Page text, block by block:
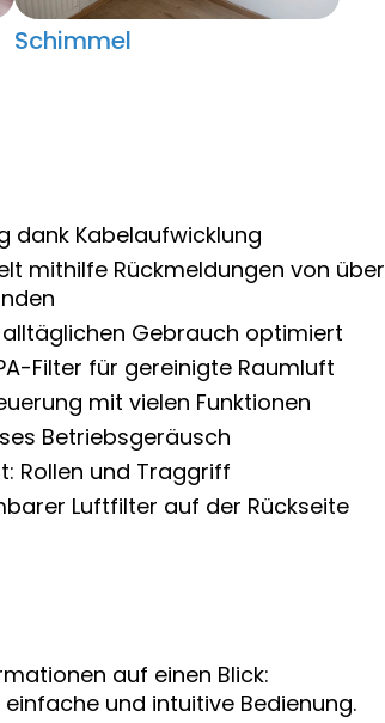
Schimmel
dank Kabelaufwicklung
mithilfe Rückmeldungen von über
alltäglichen Gebrauch optimiert
Filter für gereinigte Raumluft
mit vielen Funktionen
Betriebsgeräusch
Rollen und Traggriff
Luftfilter auf der Rückseite
auf einen Blick:
und intuitive Bedienung.